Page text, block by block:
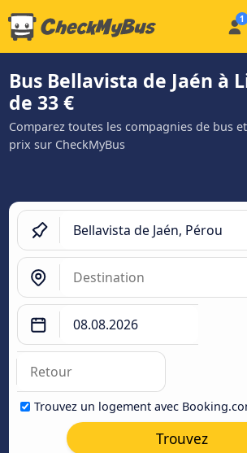
Bus Bellavista de Jaén à
de 33 €
Comparez toutes les compagnies de bus
prix sur CheckMyBus
Trouvez un logement avec
Trouvez